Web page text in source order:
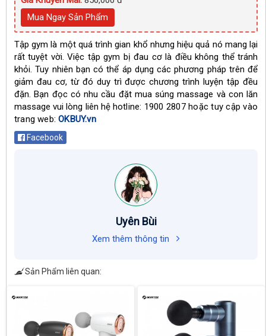
Mua Ngay Sản Phẩm
Tập gym là một quá trình gian khổ nhưng hiệu quả nó mang lại
rất tuyệt vời. Việc tập gym bị đau cơ là điều không thể tránh
khỏi. Tuy nhiên bạn có thể áp dụng các phương pháp trên để
giảm đau cơ, từ đó duy trì được chương trình luyện tập đều
đặn. Bạn đọc có nhu cầu đặt mua súng massage và con lăn
massage vui lòng liên hệ hotline: 1900 2807 hoặc tuy cập vào
trang web: OKBUY.vn
Facebook
Uyên Bùi
Xem thêm thông tin
Sản Phẩm liên quan: